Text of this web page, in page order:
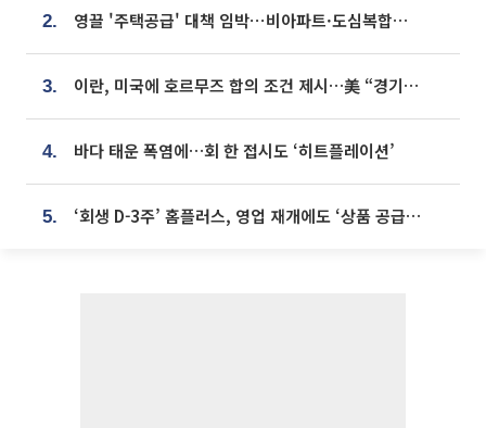
2. 영끌 '주택공급' 대책 임박⋯비아파트·도심복합까지 총동원
3. 이란, 미국에 호르무즈 합의 조건 제시…美 “경기 아직 안 끝나” [종합]
4. 바다 태운 폭염에…회 한 접시도 ‘히트플레이션’
5. ‘회생 D-3주’ 홈플러스, 영업 재개에도 ‘상품 공급망’ 복구가 생존 관건